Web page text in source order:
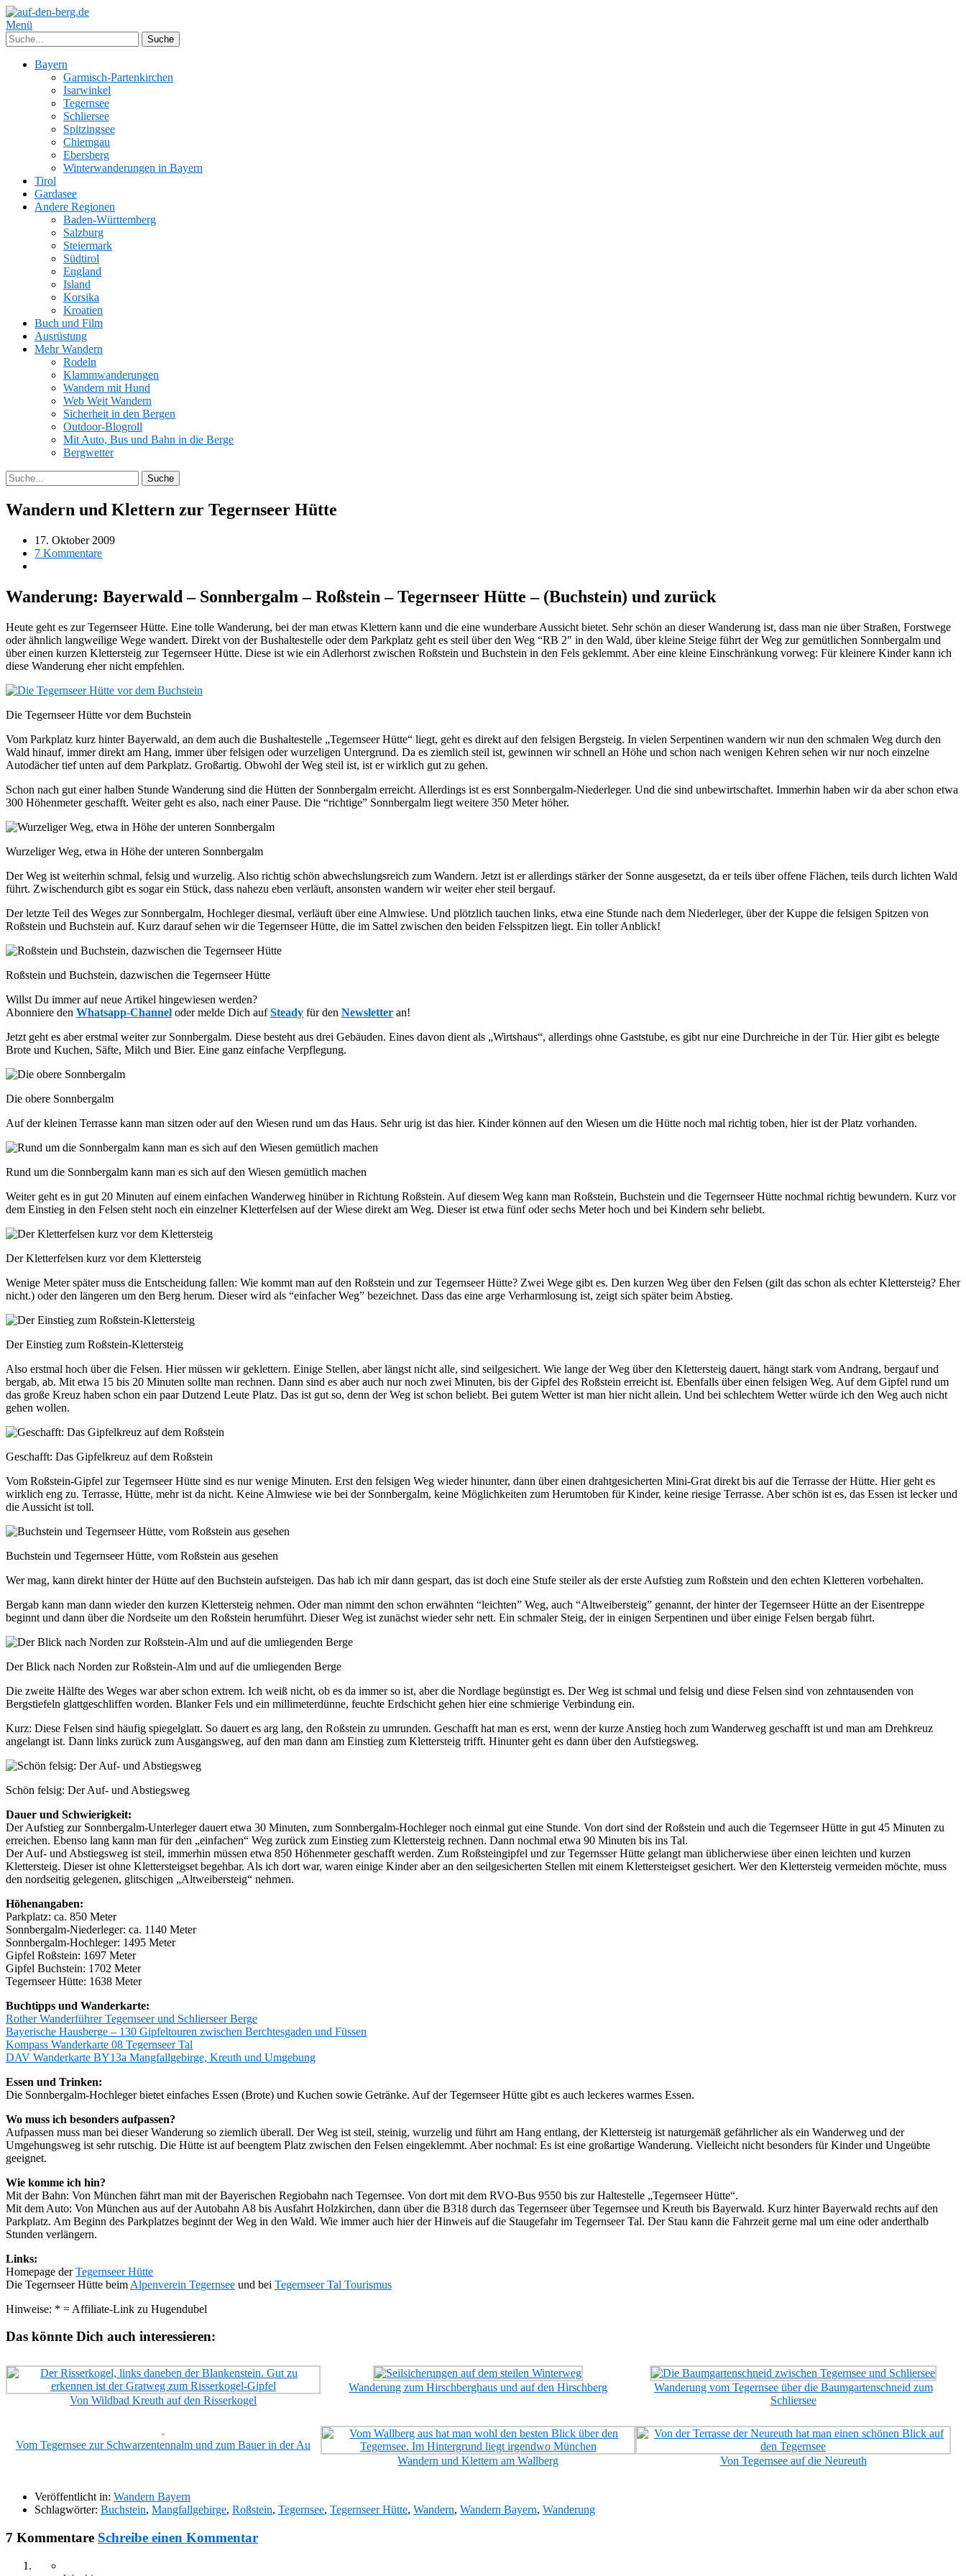
Menü
Bayern
Garmisch-Partenkirchen
Isarwinkel
Tegernsee
Schliersee
Spitzingsee
Chiemgau
Ebersberg
Winterwanderungen in Bayern
Tirol
Gardasee
Andere Regionen
Baden-Württemberg
Salzburg
Steiermark
Südtirol
England
Island
Korsika
Kroatien
Buch und Film
Ausrüstung
Mehr Wandern
Rodeln
Klammwanderungen
Wandern mit Hund
Web Weit Wandern
Sicherheit in den Bergen
Outdoor-Blogroll
Mit Auto, Bus und Bahn in die Berge
Bergwetter
Wandern und Klettern zur Tegernseer Hütte
17. Oktober 2009
7 Kommentare
Wanderung: Bayerwald – Sonnbergalm – Roßstein – Tegernseer Hütte – (Buchstein) und zurück
Heute geht es zur Tegernseer Hütte. Eine tolle Wanderung, bei der man etwas Klettern kann und die eine wunderbare Aussicht bietet. Sehr schön an dieser Wanderung ist, dass man nie über Straßen, Forstwege
oder ähnlich langweilige Wege wandert. Direkt von der Bushaltestelle oder dem Parkplatz geht es steil über den Weg “RB 2″ in den Wald, über kleine Steige führt der Weg zur gemütlichen Sonnbergalm und
über einen kurzen Klettersteig zur Tegernseer Hütte. Diese ist wie ein Adlerhorst zwischen Roßstein und Buchstein in den Fels geklemmt. Aber eine kleine Einschränkung vorweg: Für kleinere Kinder kann ich
diese Wanderung eher nicht empfehlen.
Die Tegernseer Hütte vor dem Buchstein
Vom Parkplatz kurz hinter Bayerwald, an dem auch die Bushaltestelle „Tegernseer Hütte“ liegt, geht es direkt auf den felsigen Bergsteig. In vielen Serpentinen wandern wir nun den schmalen Weg durch den
Wald hinauf, immer direkt am Hang, immer über felsigen oder wurzeligen Untergrund. Da es ziemlich steil ist, gewinnen wir schnell an Höhe und schon nach wenigen Kehren sehen wir nur noch einzelne
Autodächer tief unten auf dem Parkplatz. Großartig. Obwohl der Weg steil ist, ist er wirklich gut zu gehen.
Schon nach gut einer halben Stunde Wanderung sind die Hütten der Sonnbergalm erreicht. Allerdings ist es erst Sonnbergalm-Niederleger. Und die sind unbewirtschaftet. Immerhin haben wir da aber schon etwa
300 Höhenmeter geschafft. Weiter geht es also, nach einer Pause. Die “richtige” Sonnbergalm liegt weitere 350 Meter höher.
Wurzeliger Weg, etwa in Höhe der unteren Sonnbergalm
Der Weg ist weiterhin schmal, felsig und wurzelig. Also richtig schön abwechslungsreich zum Wandern. Jetzt ist er allerdings stärker der Sonne ausgesetzt, da er teils über offene Flächen, teils durch lichten Wald
führt. Zwischendurch gibt es sogar ein Stück, dass nahezu eben verläuft, ansonsten wandern wir weiter eher steil bergauf.
Der letzte Teil des Weges zur Sonnbergalm, Hochleger diesmal, verläuft über eine Almwiese. Und plötzlich tauchen links, etwa eine Stunde nach dem Niederleger, über der Kuppe die felsigen Spitzen von
Roßstein und Buchstein auf. Kurz darauf sehen wir die Tegernseer Hütte, die im Sattel zwischen den beiden Felsspitzen liegt. Ein toller Anblick!
Roßstein und Buchstein, dazwischen die Tegernseer Hütte
Willst Du immer auf neue Artikel hingewiesen werden?
Abonniere den Whatsapp-Channel oder melde Dich aufSteady für den Newsletter an!
Jetzt geht es aber erstmal weiter zur Sonnbergalm. Diese besteht aus drei Gebäuden. Eines davon dient als „Wirtshaus“, allerdings ohne Gaststube, es gibt nur eine Durchreiche in der Tür. Hier gibt es belegte
Brote und Kuchen, Säfte, Milch und Bier. Eine ganz einfache Verpflegung.
Die obere Sonnbergalm
Auf der kleinen Terrasse kann man sitzen oder auf den Wiesen rund um das Haus. Sehr urig ist das hier. Kinder können auf den Wiesen um die Hütte noch mal richtig toben, hier ist der Platz vorhanden.
Rund um die Sonnbergalm kann man es sich auf den Wiesen gemütlich machen
Weiter geht es in gut 20 Minuten auf einem einfachen Wanderweg hinüber in Richtung Roßstein. Auf diesem Weg kann man Roßstein, Buchstein und die Tegernseer Hütte nochmal richtig bewundern. Kurz vor
dem Einstieg in den Felsen steht noch ein einzelner Kletterfelsen auf der Wiese direkt am Weg. Dieser ist etwa fünf oder sechs Meter hoch und bei Kindern sehr beliebt.
Der Kletterfelsen kurz vor dem Klettersteig
Wenige Meter später muss die Entscheidung fallen: Wie kommt man auf den Roßstein und zur Tegernseer Hütte? Zwei Wege gibt es. Den kurzen Weg über den Felsen (gilt das schon als echter Klettersteig? Eher
nicht.) oder den längeren um den Berg herum. Dieser wird als “einfacher Weg” bezeichnet. Dass das eine arge Verharmlosung ist, zeigt sich später beim Abstieg.
Der Einstieg zum Roßstein-Klettersteig
Also erstmal hoch über die Felsen. Hier müssen wir geklettern. Einige Stellen, aber längst nicht alle, sind seilgesichert. Wie lange der Weg über den Klettersteig dauert, hängt stark vom Andrang, bergauf und
bergab, ab. Mit etwa 15 bis 20 Minuten sollte man rechnen. Dann sind es aber auch nur noch zwei Minuten, bis der Gipfel des Roßstein erreicht ist. Ebenfalls über einen felsigen Weg. Auf dem Gipfel rund um
das große Kreuz haben schon ein paar Dutzend Leute Platz. Das ist gut so, denn der Weg ist schon beliebt. Bei gutem Wetter ist man hier nicht allein. Und bei schlechtem Wetter würde ich den Weg auch nicht
gehen wollen.
Geschafft: Das Gipfelkreuz auf dem Roßstein
Vom Roßstein-Gipfel zur Tegernseer Hütte sind es nur wenige Minuten. Erst den felsigen Weg wieder hinunter, dann über einen drahtgesicherten Mini-Grat direkt bis auf die Terrasse der Hütte. Hier geht es
wirklich eng zu. Terrasse, Hütte, mehr ist da nicht. Keine Almwiese wie bei der Sonnbergalm, keine Möglichkeiten zum Herumtoben für Kinder, keine riesige Terrasse. Aber schön ist es, das Essen ist lecker und
die Aussicht ist toll.
Buchstein und Tegernseer Hütte, vom Roßstein aus gesehen
Wer mag, kann direkt hinter der Hütte auf den Buchstein aufsteigen. Das hab ich mir dann gespart, das ist doch eine Stufe steiler als der erste Aufstieg zum Roßstein und den echten Kletteren vorbehalten.
Bergab kann man dann wieder den kurzen Klettersteig nehmen. Oder man nimmt den schon erwähnten “leichten” Weg, auch “Altweibersteig” genannt, der hinter der Tegernseer Hütte an der Eisentreppe
beginnt und dann über die Nordseite um den Roßstein herumführt. Dieser Weg ist zunächst wieder sehr nett. Ein schmaler Steig, der in einigen Serpentinen und über einige Felsen bergab führt.
Der Blick nach Norden zur Roßstein-Alm und auf die umliegenden Berge
Die zweite Hälfte des Weges war aber schon extrem. Ich weiß nicht, ob es da immer so ist, aber die Nordlage begünstigt es. Der Weg ist schmal und felsig und diese Felsen sind von zehntausenden von
Bergstiefeln glattgeschliffen worden. Blanker Fels und ein millimeterdünne, feuchte Erdschicht gehen hier eine schmierige Verbindung ein.
Kurz: Diese Felsen sind häufig spiegelglatt. So dauert es arg lang, den Roßstein zu umrunden. Geschafft hat man es erst, wenn der kurze Anstieg hoch zum Wanderweg geschafft ist und man am Drehkreuz
angelangt ist. Dann links zurück zum Ausgangsweg, auf den man dann am Einstieg zum Klettersteig trifft. Hinunter geht es dann über den Aufstiegsweg.
Schön felsig: Der Auf- und Abstiegsweg
Dauer und Schwierigkeit:
Der Aufstieg zur Sonnbergalm-Unterleger dauert etwa 30 Minuten, zum Sonnbergalm-Hochleger noch einmal gut eine Stunde. Von dort sind der Roßstein und auch die Tegernseer Hütte in gut 45 Minuten zu
erreichen. Ebenso lang kann man für den „einfachen“ Weg zurück zum Einstieg zum Klettersteig rechnen. Dann nochmal etwa 90 Minuten bis ins Tal.
Der Auf- und Abstiegsweg ist steil, immerhin müssen etwa 850 Höhenmeter geschafft werden. Zum Roßsteingipfel und zur Tegernsser Hütte gelangt man üblicherwiese über einen leichten und kurzen
Klettersteig. Dieser ist ohne Klettersteigset begehbar. Als ich dort war, waren einige Kinder aber an den seilgesicherten Stellen mit einem Klettersteigset gesichert. Wer den Klettersteig vermeiden möchte, muss
den nordseitig gelegenen, glitschigen „Altweibersteig“ nehmen.
Höhenangaben:
Parkplatz: ca. 850 Meter
Sonnbergalm-Niederleger: ca. 1140 Meter
Sonnbergalm-Hochleger: 1495 Meter
Gipfel Roßstein: 1697 Meter
Gipfel Buchstein: 1702 Meter
Tegernseer Hütte: 1638 Meter
Buchtipps und Wanderkarte:
Rother Wanderführer Tegernseer und Schlierseer Berge
Bayerische Hausberge – 130 Gipfeltouren zwischen Berchtesgaden und Füssen
Kompass Wanderkarte 08 Tegernseer Tal
DAV Wanderkarte BY13a Mangfallgebirge, Kreuth und Umgebung
Essen und Trinken:
Die Sonnbergalm-Hochleger bietet einfaches Essen (Brote) und Kuchen sowie Getränke. Auf der Tegernseer Hütte gibt es auch leckeres warmes Essen.
Wo muss ich besonders aufpassen?
Aufpassen muss man bei dieser Wanderung so ziemlich überall. Der Weg ist steil, steinig, wurzelig und führt am Hang entlang, der Klettersteig ist naturgemäß gefährlicher als ein Wanderweg und der
Umgehungsweg ist sehr rutschig. Die Hütte ist auf beengtem Platz zwischen den Felsen eingeklemmt. Aber nochmal: Es ist eine großartige Wanderung. Vielleicht nicht besonders für Kinder und Ungeübte
geeignet.
Wie komme ich hin?
Mit der Bahn: Von München fährt man mit der Bayerischen Regiobahn nach Tegernsee. Von dort mit dem RVO-Bus 9550 bis zur Haltestelle „Tegernseer Hütte“.
Mit dem Auto: Von München aus auf der Autobahn A8 bis Ausfahrt Holzkirchen, dann über die B318 durch das Tegernseer über Tegernsee und Kreuth bis Bayerwald. Kurz hinter Bayerwald rechts auf den
Parkplatz. Am Beginn des Parkplatzes beginnt der Weg in den Wald. Wie immer auch hier der Hinweis auf die Staugefahr im Tegernseer Tal. Der Stau kann die Fahrzeit gerne mal um eine oder anderthalb
Stunden verlängern.
Links:
Homepage derTegernseer Hütte
Die Tegernseer Hütte beim Alpenverein Tegernsee und bei Tegernseer Tal Tourismus
Hinweise: * = Affiliate-Link zu Hugendubel
Das könnte Dich auch interessieren:
Von Wildbad Kreuth auf den Risserkogel
Wanderung zum Hirschberghaus und auf den Hirschberg
Wanderung vom Tegernsee über die Baumgartenschneid zum
Schliersee
Vom Tegernsee zur Schwarzentennalm und zum Bauer in der Au
Wandern und Klettern am Wallberg
Von Tegernsee auf die Neureuth
Veröffentlicht in: Wandern Bayern
Schlagwörter: Buchstein, Mangfallgebirge, Roßstein, Tegernsee, Tegernseer Hütte, Wandern, Wandern Bayern, Wanderung
7 Kommentare Schreibe einen Kommentar